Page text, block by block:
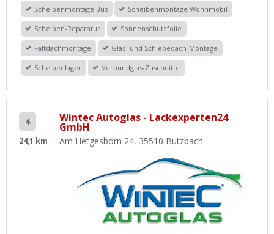
Scheibenmontage Bus Scheibenmontage Wohnmobil
Scheiben-Reparatur Sonnenschutzfolie
Faltdachmontage Glas- und Schiebedach-Montage
Scheibenlager Verbundglas-Zuschnitte
4
24,1 km
Wintec Autoglas - Lackexperten24
GmbH
Am Hetgesborn 24, 35510 Butzbach